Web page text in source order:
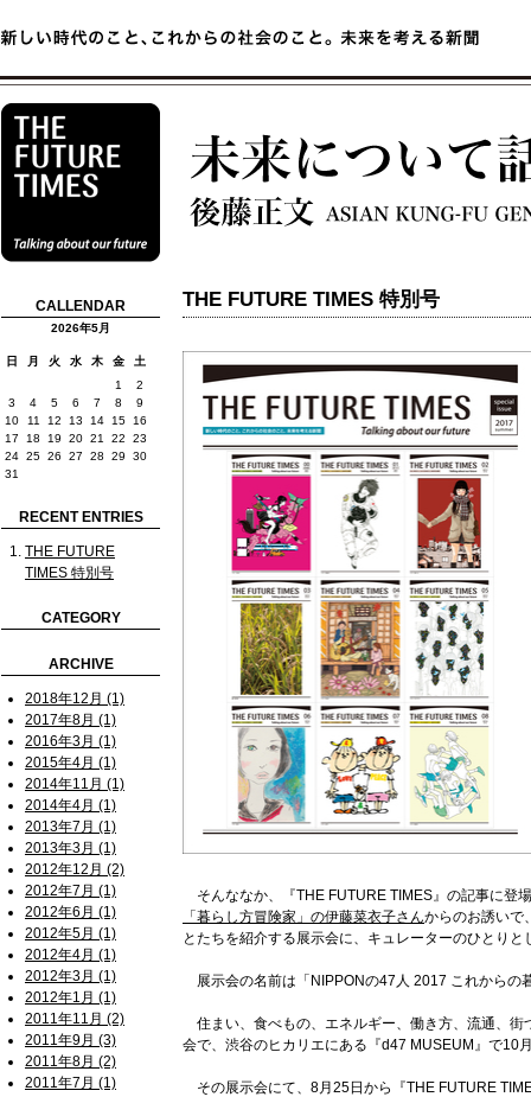
THE FUTURE TIMES 特別号
そんななか、『THE FUTURE TIMES』の記事に登
「暮らし方冒険家」の伊藤菜衣子さんからのお誘いで
とたちを紹介する展示会に、キュレーターのひとり
展示会の名前は「NIPPONの47人 2017 これからの
住まい、食べもの、エネルギー、働き方、流通、街
会で、渋谷のヒカリエにある『d47 MUSEUM』で10
その展示会にて、8月25日から『THE FUTURE
CALLENDAR
2026年5月
日 月 火 水 木 金
土
1
2
3
4 5 6 7 8
9
10
11 12 13 14 15
16
17
18 19 20 21 22
23
24 25 26 27 28 29
30
31
RECENT ENTRIES
THE FUTURE
TIMES 特別号
CATEGORY
ARCHIVE
2018年12月 (1)
2017年8月 (1)
2016年3月 (1)
2015年4月 (1)
2014年11月 (1)
2014年4月 (1)
2013年7月 (1)
2013年3月 (1)
2012年12月 (2)
2012年7月 (1)
2012年6月 (1)
2012年5月 (1)
2012年4月 (1)
2012年3月 (1)
2012年1月 (1)
2011年11月 (2)
2011年9月 (3)
2011年8月 (2)
2011年7月 (1)